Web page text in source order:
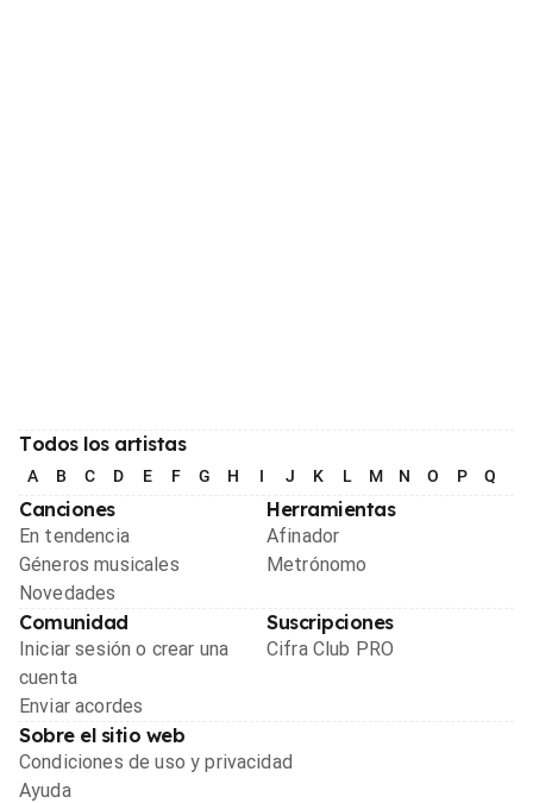
Todos los artistas
A B C D E F G H I J K L M N O P Q
Canciones
En tendencia
Géneros musicales
Novedades
Herramientas
Afinador
Metrónomo
Comunidad
Iniciar sesión o crear una
cuenta
Enviar acordes
Suscripciones
Cifra Club PRO
Sobre el sitio web
Condiciones de uso y privacidad
Ayuda